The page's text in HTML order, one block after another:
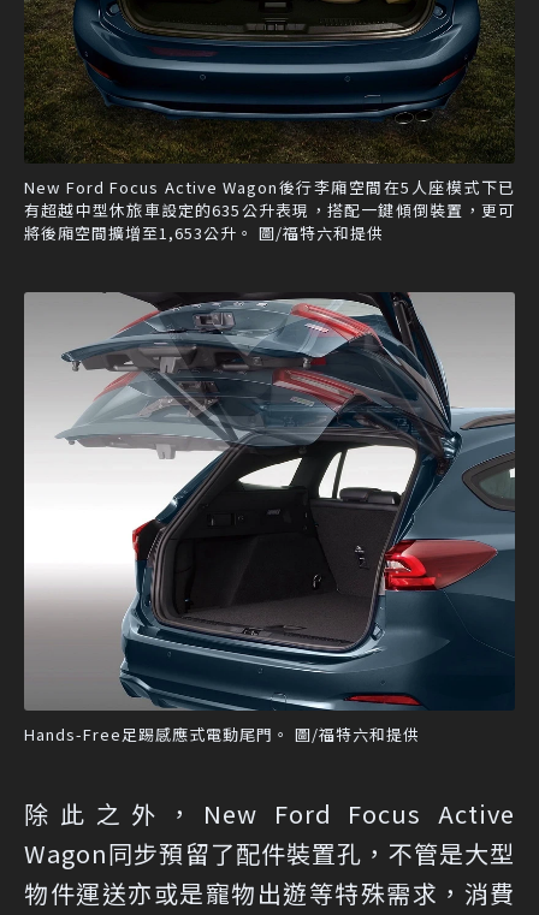
New Ford Focus Active Wagon後行李廂空間在5人座模式下已
有超越中型休旅車設定的635公升表現，搭配一鍵傾倒裝置，更可
將後廂空間擴增至1,653公升。 圖/福特六和提供
Hands-Free足踢感應式電動尾門。 圖/福特六和提供
除此之外，New Ford Focus Active
Wagon同步預留了配件裝置孔，不管是大型
物件運送亦或是寵物出遊等特殊需求，消費